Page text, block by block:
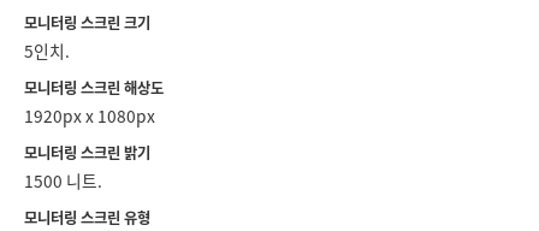
모니터링 스크린 크기
5인치.
모니터링 스크린 해상도
1920px x 1080px
모니터링 스크린 밝기
1500 니트.
모니터링 스크린 유형